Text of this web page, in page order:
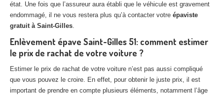
01 83 64 20 40
état. Une fois que l’assureur aura établi que le véhicule est gravement
endommagé, il ne vous restera plus qu’à contacter votre épaviste
gratuit à Saint-Gilles.
Enlèvement épave Saint-Gilles 51: comment estimer
le prix de rachat de votre voiture ?
Estimer le prix de rachat de votre voiture n’est pas aussi compliqué
que vous pouvez le croire. En effet, pour obtenir le juste prix, il est
important de prendre en compte plusieurs éléments, notamment l’âge